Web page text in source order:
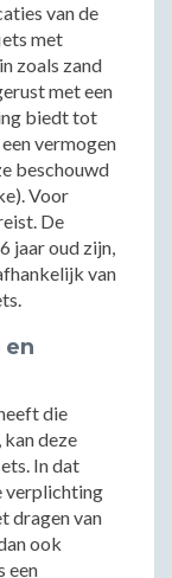
van de
met
zoals zand
met een
biedt tot
vermogen
beschouwd
Voor
De
jaar oud zijn,
van
die
kan deze
In dat
verplichting
dragen van
ook
een